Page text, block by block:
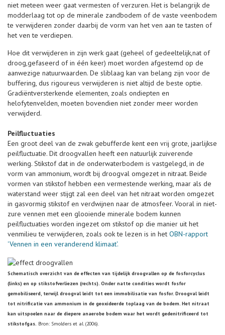
niet meteen weer gaat vermesten of verzuren. Het is belangrijk de
modderlaag tot op de minerale zandbodem of de vaste veenbodem
te verwijderen zonder daarbij de vorm van het ven aan te tasten of
het ven te verdiepen.
Hoe dit verwijderen in zijn werk gaat (geheel of gedeeltelijk,nat of
droog,gefaseerd of in één keer) moet worden afgestemd op de
aanwezige natuurwaarden. De sliblaag kan van belang zijn voor de
buffering, dus rigoureus verwijderen is niet altijd de beste optie.
Gradiëntversterkende elementen, zoals ondiepten en
helofytenvelden, moeten bovendien niet zonder meer worden
verwijderd.
Peilfluctuaties
Een groot deel van de zwak gebufferde kent een vrij grote, jaarlijkse
peilfluctuatie. Dit droogvallen heeft een natuurlijk zuiverende
werking. Stikstof dat in de onderwaterbodem is vastgelegd, in de
vorm van ammonium, wordt bij droogval omgezet in nitraat. Beide
vormen van stikstof hebben een vermestende werking, maar als de
waterstand weer stijgt zal een deel van het nitraat worden omgezet
in gasvormig stikstof en verdwijnen naar de atmosfeer. Vooral in niet-
zure vennen met een glooiende minerale bodem kunnen
peilfluctuaties worden ingezet om stikstof op die manier uit het
venmilieu te verwijderen, zoals ook te lezen is in het OBN-rapport
'Vennen in een veranderend klimaat'.
Schematisch overzicht van de effecten van tijdelijk droogvallen op de fosforcyclus
(links) en op stikstofverliezen (rechts). Onder natte condities wordt fosfor
gemobiliseerd, terwijl droogval leidt tot een immobilisatie van fosfor. Droogval leidt
tot nitrificatie van ammonium in de geoxideerde toplaag van de bodem. Het nitraat
kan uitspoelen naar de diepere anaerobe bodem waar het wordt gedenitrificeerd tot
stikstofgas. Bron: Smolders et al. (2006).